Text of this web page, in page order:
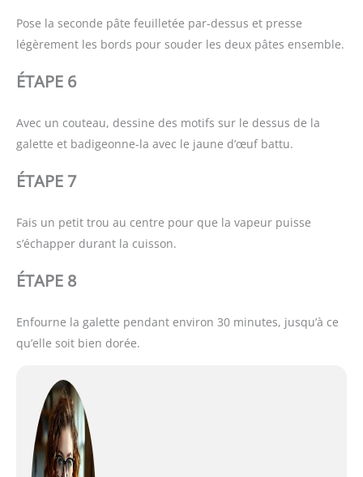
Pose la seconde pâte feuilletée par-dessus et presse
légèrement les bords pour souder les deux pâtes ensemble.
ÉTAPE 6
Avec un couteau, dessine des motifs sur le dessus de la
galette et badigeonne-la avec le jaune d’œuf battu.
ÉTAPE 7
Fais un petit trou au centre pour que la vapeur puisse
s’échapper durant la cuisson.
ÉTAPE 8
Enfourne la galette pendant environ 30 minutes, jusqu’à ce
qu’elle soit bien dorée.